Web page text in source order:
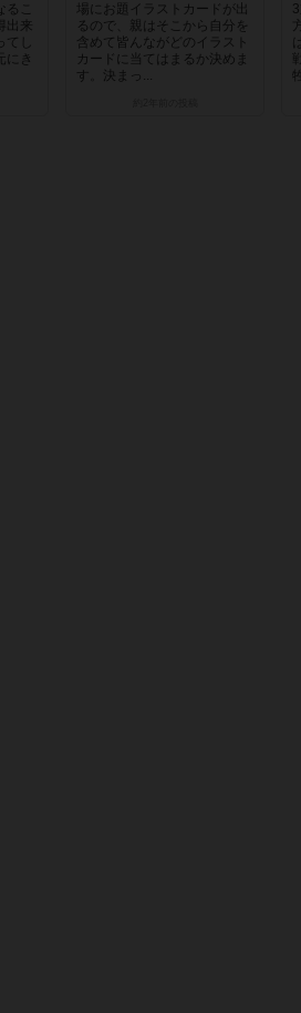
こ
出来
し
にき
場にお題イラストカードが出
るので、親はそこから自分を
含めて皆んながどのイラスト
カードに当てはまるか決めま
す。決まっ...